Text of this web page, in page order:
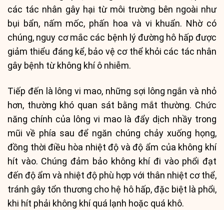
các tác nhân gây hại từ môi trường bên ngoài như
bụi bẩn, nấm mốc, phấn hoa và vi khuẩn. Nhờ có
chúng, nguy cơ mắc các bệnh lý đường hô hấp được
giảm thiểu đáng kể, bảo vệ cơ thể khỏi các tác nhân
gây bệnh từ không khí ô nhiễm.
Tiếp đến là lông vi mao, những sợi lông ngắn và nhỏ
hơn, thường khó quan sát bằng mắt thường. Chức
năng chính của lông vi mao là đẩy dịch nhầy trong
mũi về phía sau để ngăn chúng chảy xuống họng,
đồng thời điều hòa nhiệt độ và độ ẩm của không khí
hít vào. Chúng đảm bảo không khí đi vào phổi đạt
đến độ ẩm và nhiệt độ phù hợp với thân nhiệt cơ thể,
tránh gây tổn thương cho hệ hô hấp, đặc biệt là phổi,
khi hít phải không khí quá lạnh hoặc quá khô.